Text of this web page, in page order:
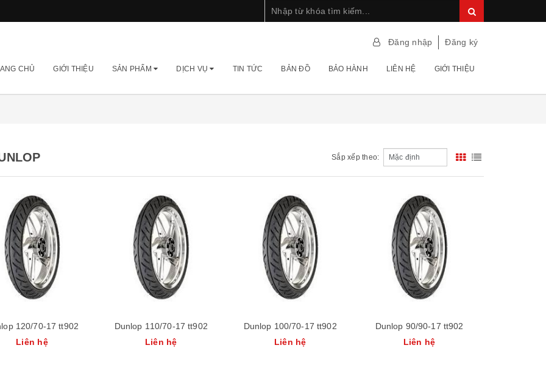
Đăng nhập Đăng ký
CHỦ GIỚI THIỆU SẢN PHẨM DỊCH VỤ TIN TỨC BẢN ĐỒ BẢO HÀNH LIÊN HỆ GIỚI THIỆU
Sắp xếp theo:
120/70-17 tt902
Liên hệ
Dunlop 110/70-17 tt902
Liên hệ
Dunlop 100/70-17 tt902
Liên hệ
Dunlop 90/90-17 tt902
Liên hệ
Milestar 245/50r20
Liên hệ